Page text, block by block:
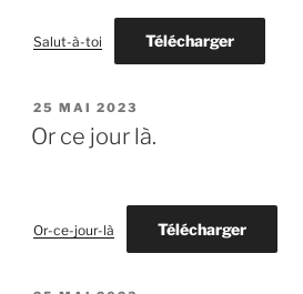
Salut-à-toi Télécharger
PUBLIÉ
LE
25 MAI 2023
Or ce jour là.
Or-ce-jour-là Télécharger